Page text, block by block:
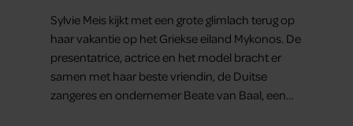
Sylvie Meis kijkt met een grote glimlach terug op
haar vakantie op het Griekse eiland Mykonos. De
presentatrice, actrice en het model bracht er
samen met haar beste vriendin, de Duitse
zangeres en ondernemer Beate van Baal, een